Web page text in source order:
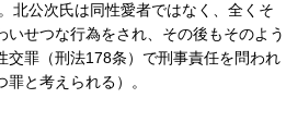
北公次氏は同性愛者ではなく、全くそ
せつな行為をされ、その後もそのよう
交罪（刑法178条）で刑事責任を問われ
と考えられる）。